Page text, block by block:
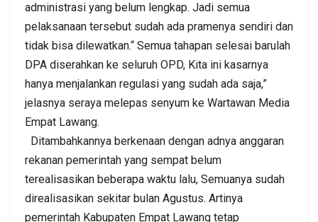
administrasi yang belum lengkap. Jadi semua
pelaksanaan tersebut sudah ada pramenya sendiri dan
tidak bisa dilewatkan.“ Semua tahapan selesai barulah
DPA diserahkan ke seluruh OPD, Kita ini kasarnya
hanya menjalankan regulasi yang sudah ada saja,”
jelasnya seraya melepas senyum ke Wartawan Media
Empat Lawang.
Ditambahkannya berkenaan dengan adnya anggaran
rekanan pemerintah yang sempat belum
terealisasikan beberapa waktu lalu, Semuanya sudah
direalisasikan sekitar bulan Agustus. Artinya
pemerintah Kabupaten Empat Lawang tetap